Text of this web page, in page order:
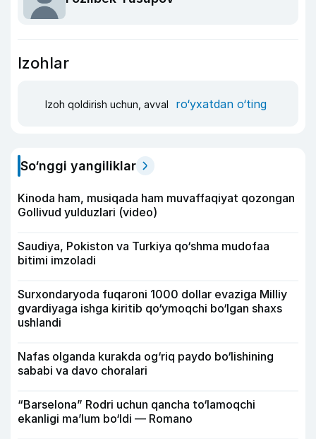
Izohlar
Izoh qoldirish uchun, avval ro‘yxatdan o‘ting
So‘nggi yangiliklar
Kinoda ham, musiqada ham muvaffaqiyat qozongan
Gollivud yulduzlari (video)
Saudiya, Pokiston va Turkiya qo‘shma mudofaa
bitimi imzoladi
Surxondaryoda fuqaroni 1000 dollar evaziga Milliy
gvardiyaga ishga kiritib qo‘ymoqchi bo‘lgan shaxs
ushlandi
Nafas olganda kurakda og‘riq paydo bo‘lishining
sababi va davo choralari
“Barselona” Rodri uchun qancha to‘lamoqchi
ekanligi ma’lum bo‘ldi — Romano